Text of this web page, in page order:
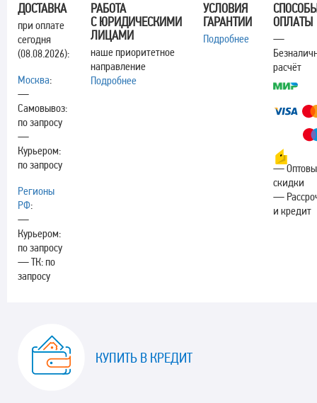
ДОСТАВКА
при оплате
сегодня
(08.08.2026):
Москва:
—
Самовывоз:
по запросу
—
Курьером:
по запросу
Регионы
РФ:
—
Курьером:
по запросу
— ТК: по
запросу
РАБОТА
С ЮРИДИЧЕСКИМИ
ЛИЦАМИ
наше приоритетное
направление
Подробнее
УСЛОВИЯ
ГАРАНТИИ
Подробнее
ОПЛАТЫ
—
расчёт
—
скидки
—
и кредит
КУПИТЬ В КРЕДИТ